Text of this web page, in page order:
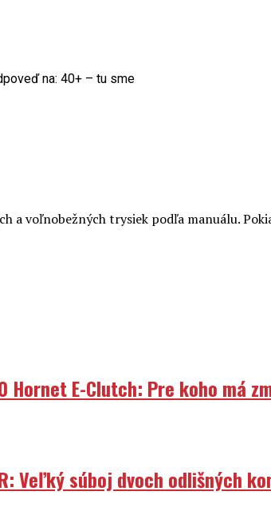
na: 40+ – tu sme
a voľnobežných trysiek podľa manuálu.
Hornet E-Clutch: Pre koho má
Veľký súboj dvoch odlišných